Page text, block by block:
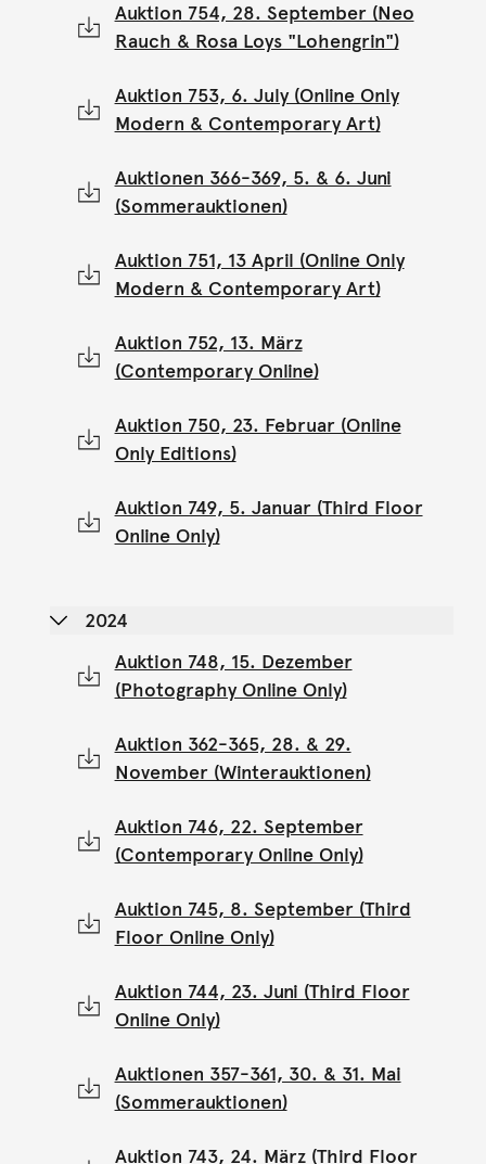
Auktion 754, 28. September (Neo
Rauch & Rosa Loys "Lohengrin")
Auktion 753, 6. July (Online Only
Modern & Contemporary Art)
Auktionen 366-369, 5. & 6. Juni
(Sommerauktionen)
Auktion 751, 13 April (Online Only
Modern & Contemporary Art)
Auktion 752, 13. März
(Contemporary Online)
Auktion 750, 23. Februar (Online
Only Editions)
Auktion 749, 5. Januar (Third Floor
Online Only)
2024
Auktion 748, 15. Dezember
(Photography Online Only)
Auktion 362-365, 28. & 29.
November (Winterauktionen)
Auktion 746, 22. September
(Contemporary Online Only)
Auktion 745, 8. September (Third
Floor Online Only)
Auktion 744, 23. Juni (Third Floor
Online Only)
Auktionen 357-361, 30. & 31. Mai
(Sommerauktionen)
Auktion 743, 24. März (Third Floor